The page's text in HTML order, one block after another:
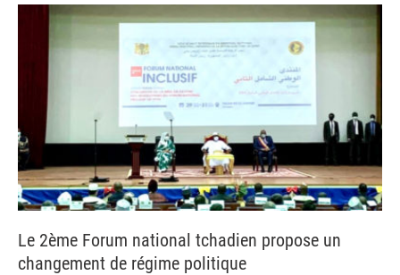
Le 2ème Forum national tchadien propose un
changement de régime politique